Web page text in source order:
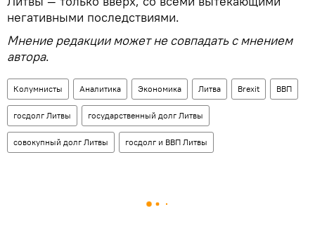
негативными последствиями.
Мнение редакции может не совпадать с мнением
автора.
Колумнисты Аналитика Экономика Литва Brexit ВВП
госдолг Литвы государственный долг Литвы
совокупный долг Литвы госдолг и ВВП Литвы